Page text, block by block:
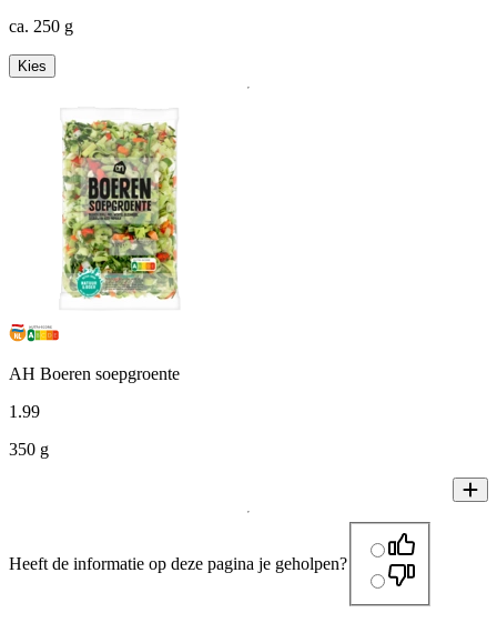
ca. 250 g
Kies
AH Boeren soepgroente
1 .99
350 g
Heeft de informatie op deze pagina je geholpen?